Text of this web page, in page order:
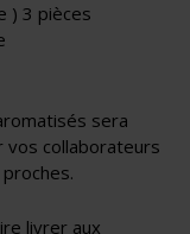
) 3 pièces
sera
vos collaborateurs
livrer aux